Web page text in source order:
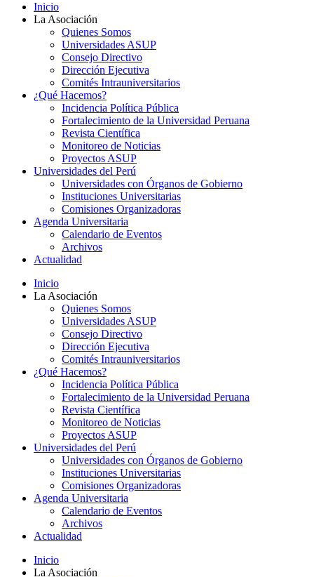
Inicio
La Asociación
Quienes Somos
Universidades ASUP
Consejo Directivo
Dirección Ejecutiva
Comités Intrauniversitarios
¿Qué Hacemos?
Incidencia Política Pública
Fortalecimiento de la Universidad Peruana
Revista Científica
Monitoreo de Noticias
Proyectos ASUP
Universidades del Perú
Universidades con Órganos de Gobierno
Instituciones Universitarias
Comisiones Organizadoras
Agenda Universitaria
Calendario de Eventos
Archivos
Actualidad
Inicio
La Asociación
Quienes Somos
Universidades ASUP
Consejo Directivo
Dirección Ejecutiva
Comités Intrauniversitarios
¿Qué Hacemos?
Incidencia Política Pública
Fortalecimiento de la Universidad Peruana
Revista Científica
Monitoreo de Noticias
Proyectos ASUP
Universidades del Perú
Universidades con Órganos de Gobierno
Instituciones Universitarias
Comisiones Organizadoras
Agenda Universitaria
Calendario de Eventos
Archivos
Actualidad
Inicio
La Asociación